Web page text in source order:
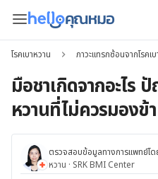
โรคเบาหวาน ภาวะแทรกซ้อนจากโรคเ
มือชาเกิดจากอะไร
หวานที่ไม่ควรมองข้
ตรวจสอบข้อมูลทางการแพทย์โด
หวาน · SRK BMI Center